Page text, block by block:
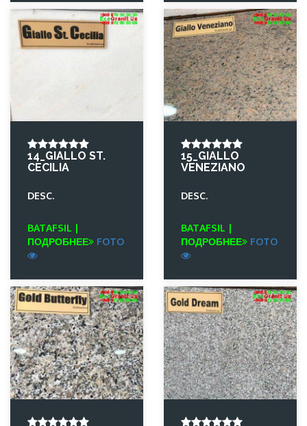
14_GIALLO ST.
CECILIA
DESC.
BATAFSIL |
ПОДРОБНЕЕ
FOTO
15_GIALLO
VENEZIANO
DESC.
BATAFSIL |
ПОДРОБНЕЕ
FOTO